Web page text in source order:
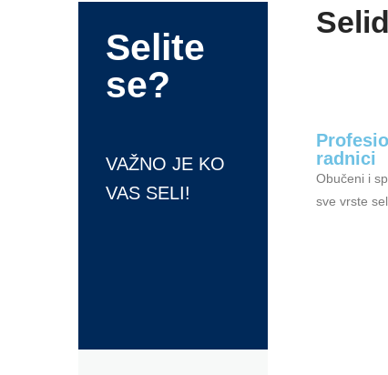
Selite
se?
VAŽNO JE KO
VAS SELI!
radnici
Obučeni i
sve vrste